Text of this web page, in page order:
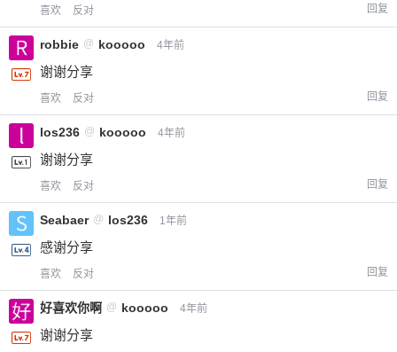
喜欢 反对 回复
robbie @ kooooo 4年前
谢谢分享
喜欢 反对 回复
los236 @ kooooo 4年前
谢谢分享
喜欢 反对 回复
Seabaer @ los236 1年前
感谢分享
喜欢 反对 回复
好喜欢你啊 @ kooooo 4年前
谢谢分享